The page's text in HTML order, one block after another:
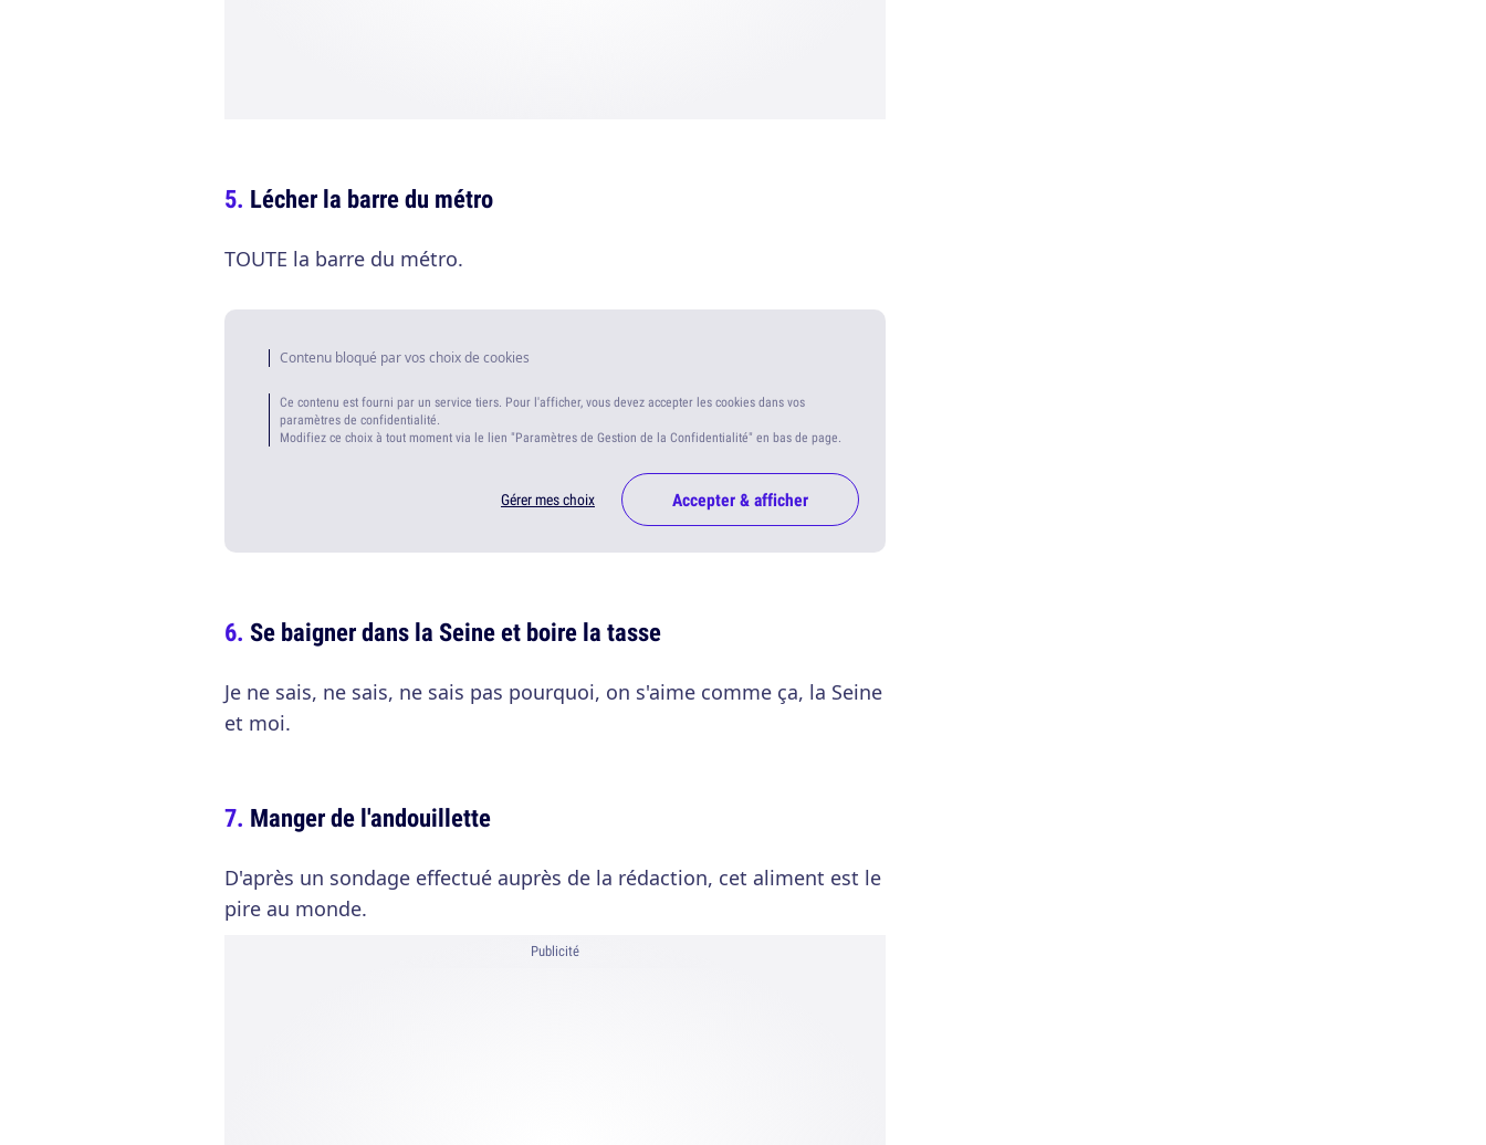
Lécher la barre du métro
TOUTE la barre du métro.
Contenu bloqué par vos choix de cookies
Ce contenu est fourni par un service tiers. Pour l'afficher, vous devez accepter les cookies dans vos
paramètres de confidentialité.
Modifiez ce choix à tout moment via le lien "Paramètres de Gestion de la Confidentialité" en bas de page.
Gérer mes choix Accepter & afficher
Se baigner dans la Seine et boire la tasse
Je ne sais, ne sais, ne sais pas pourquoi, on s'aime comme ça, la Seine
et moi.
Manger de l'andouillette
D'après un sondage effectué auprès de la rédaction, cet aliment est le
pire au monde.
Publicité